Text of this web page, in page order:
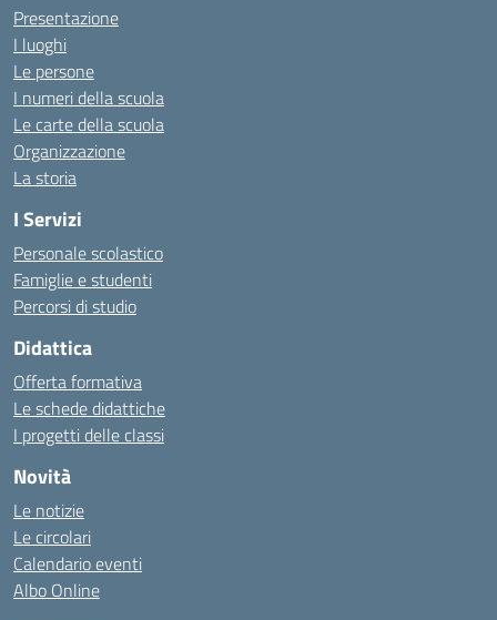
Presentazione
I luoghi
Le persone
I numeri della scuola
Le carte della scuola
Organizzazione
La storia
I Servizi
Personale scolastico
Famiglie e studenti
Percorsi di studio
Didattica
Offerta formativa
Le schede didattiche
I progetti delle classi
Novità
Le notizie
Le circolari
Calendario eventi
Albo Online